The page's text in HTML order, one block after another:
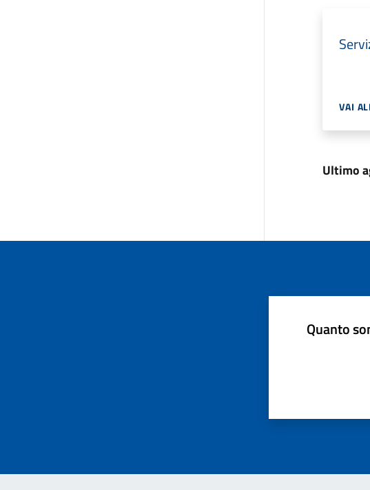
VAI
Ultimo
Quanto